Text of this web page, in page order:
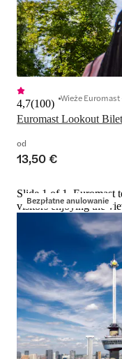
Euromast Lookout
4,7(100) Wieże
od
13,50 €
Bezpłatne anulowanie
Slide 1 of 1, Euromast
visitors enjoying the